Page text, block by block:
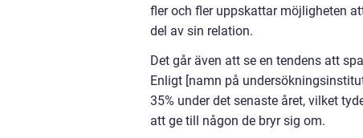
fler och fler uppskattar möjligheten
del av sin relation.
Det går även att se en tendens att
Enligt [namn på
35% under det senaste året, vilket
att ge till någon de bryr sig om.